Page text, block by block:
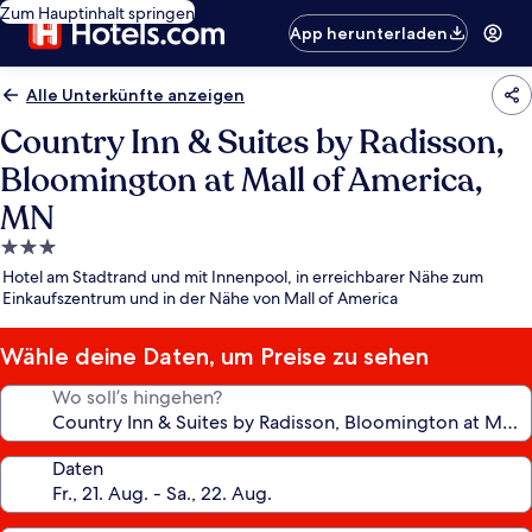
Zum Hauptinhalt springen
App herunterladen
Alle Unterkünfte anzeigen
Country Inn & Suites by Radisson,
Bloomington at Mall of America,
MN
3.0-
Sterne-
Unterkunft
Hotel am Stadtrand und mit Innenpool, in erreichbarer Nähe zum
Einkaufszentrum und in der Nähe von Mall of America
Wähle deine Daten, um Preise zu sehen
Wo soll’s hingehen?
Daten